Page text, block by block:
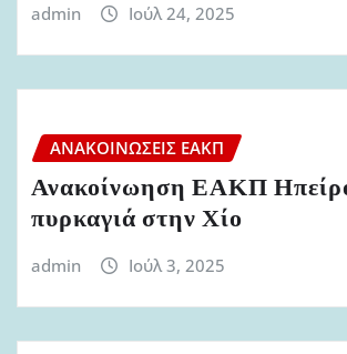
admin Ιούλ 24, 2025
ΑΝΑΚΟΙΝΏΣΕΙΣ ΕΑΚΠ
Ανακοίνωηση ΕΑΚΠ
πυρκαγιά στην Χίο
admin Ιούλ 3, 2025